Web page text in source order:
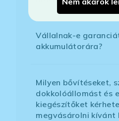
Vállalnak-e
akkumulátorára?
Milyen bővítéseket,
dokkolóállomást és
kiegészítőket
megvásárolni kívánt